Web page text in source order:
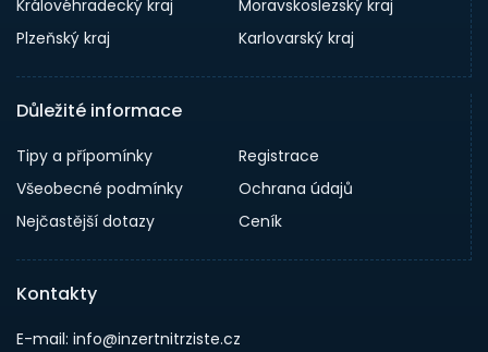
Královéhradecký kraj
Moravskoslezský kraj
Plzeňský kraj
Karlovarský kraj
Důležité informace
Tipy a přípomínky
Registrace
Všeobecné podmínky
Ochrana údajů
Nejčastější dotazy
Ceník
Kontakty
E-mail: info@inzertnitrziste.cz